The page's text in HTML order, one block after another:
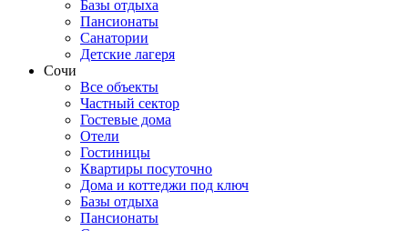
Базы отдыха
Пансионаты
Санатории
Детские лагеря
Сочи
Все объекты
Частный сектор
Гостевые дома
Отели
Гостиницы
Квартиры посуточно
Дома и коттеджи под ключ
Базы отдыха
Пансионаты